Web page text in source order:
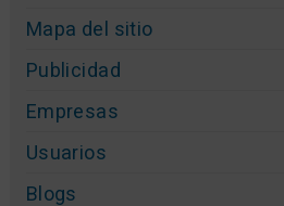
Mapa del sitio
Publicidad
Empresas
Usuarios
Blogs